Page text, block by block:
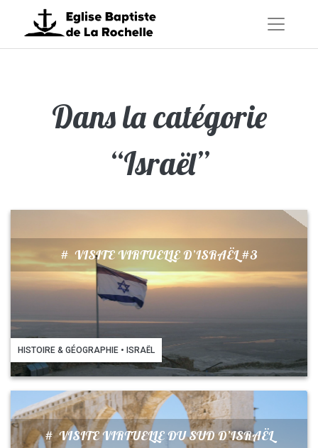
Dans la catégorie
“Israël”
# VISITE VIRTUELLE D’ISRAËL #3
HISTOIRE & GÉOGRAPHIE • ISRAËL
#VISITE VIRTUELLE DU SUD D’ISRAËL